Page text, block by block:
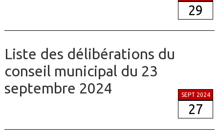
29
Liste des délibérations du
conseil municipal du 23
septembre 2024
SEPT 2024
27